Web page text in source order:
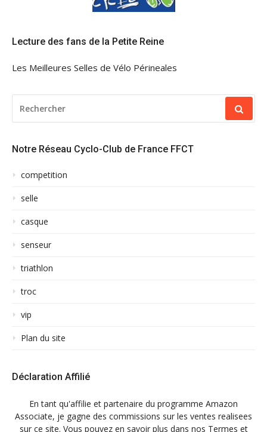
Lecture des fans de la Petite Reine
Les Meilleures Selles de Vélo Périneales
POUR
:
Notre Réseau Cyclo-Club de France FFCT
competition
selle
casque
senseur
triathlon
troc
vip
Plan du site
Déclaration Affilié
En tant qu'affilie et partenaire du programme Amazon
Associate, je gagne des commissions sur les ventes realisees
sur ce site. Vous pouvez en savoir plus dans nos Termes et